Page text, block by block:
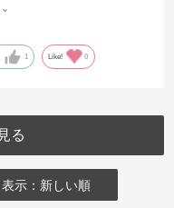
ば更に使用範囲が広がる
1 Like! 0
る
表示：新しい順